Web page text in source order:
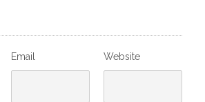
Email Website